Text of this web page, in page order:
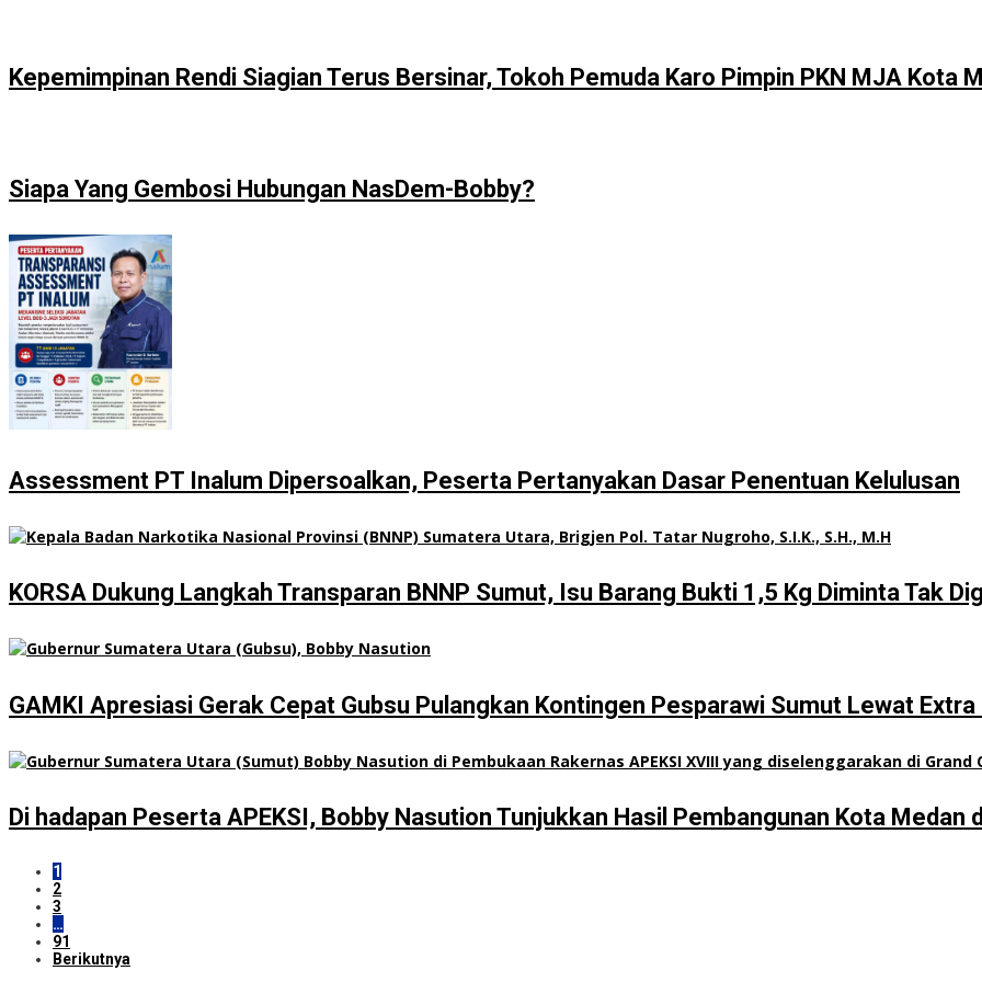
Kepemimpinan Rendi Siagian Terus Bersinar, Tokoh Pemuda Karo Pimpin PKN MJA Kota
Siapa Yang Gembosi Hubungan NasDem-Bobby?
Assessment PT Inalum Dipersoalkan, Peserta Pertanyakan Dasar Penentuan Kelulusan
KORSA Dukung Langkah Transparan BNNP Sumut, Isu Barang Bukti 1,5 Kg Diminta Tak
GAMKI Apresiasi Gerak Cepat Gubsu Pulangkan Kontingen Pesparawi Sumut Lewat Extra
Di hadapan Peserta APEKSI, Bobby Nasution Tunjukkan Hasil Pembangunan Kota Medan
1
2
3
…
91
Berikutnya